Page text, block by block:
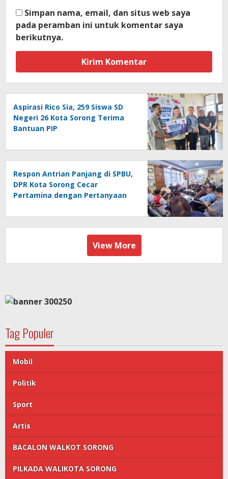
Simpan nama, email, dan situs web saya
pada peramban ini untuk komentar saya
berikutnya.
Aspirasi Rico Sia, 259 Siswa SD
Negeri 26 Kota Sorong Terima
Bantuan PIP
Respon Antrian Panjang di SPBU,
DPR Kota Sorong Cecar
Pertamina dengan Pertanyaan
View More
Tag Populer
Mobil
Politik
Sport
Artis
BACALON WALKOT SORONG
PILKADA WALIKOTA SORONG